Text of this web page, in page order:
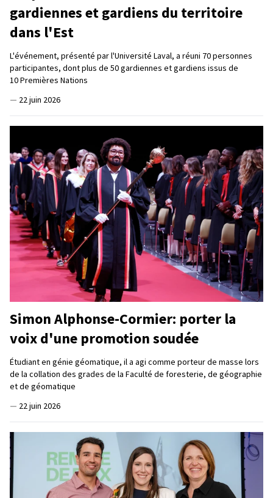
gardiennes et gardiens du territoire
dans l'Est
L'événement, présenté par l'Université Laval, a réuni 70 personnes
participantes, dont plus de 50 gardiennes et gardiens issus de
10 Premières Nations
— 22 juin 2026
Simon Alphonse-Cormier: porter la
voix d'une promotion soudée
Étudiant en génie géomatique, il a agi comme porteur de masse lors
de la collation des grades de la Faculté de foresterie, de géographie
et de géomatique
— 22 juin 2026